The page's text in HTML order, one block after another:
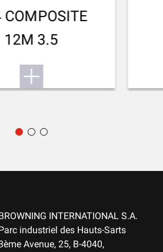
COMPOSITE
12M 3.5
INTERNATIONAL S.A.
industriel des Hauts-Sarts
Avenue, 25, B-4040,